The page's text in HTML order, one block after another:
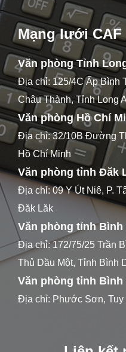
Mạng lưới CAF
Văn phòng Tỉnh
Địa chỉ: 125/4C Ấp Bình
Châu Thành, Tỉnh Long
Văn phòng Hồ Chí
Địa chỉ: 32/10B Đường
Hồ Chí Minh
Văn phòng tỉnh Đăk
Địa chỉ: 09 Y Út Niê, P.
Đăk Lăk
Văn phòng tỉnh
Địa chỉ: 172/75/25 Trần
Thủ Dầu Một, Tỉnh Bình
Văn phòng tỉnh
Địa chỉ: Phước Sơn,